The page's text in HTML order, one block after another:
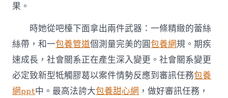
果。
時她從吧檯下面拿出兩件武器：一條精緻的蕾絲
絲帶，和一包養管道個測量完美的圓包養網規。期疾
速成長，社會關系正在產生深入變更。社會關系變更
必定致新型牴觸膠葛以案件情勢反應到審訊任務包養
網ppt中。最高法誇大包養甜心網 ，做好審訊任務，